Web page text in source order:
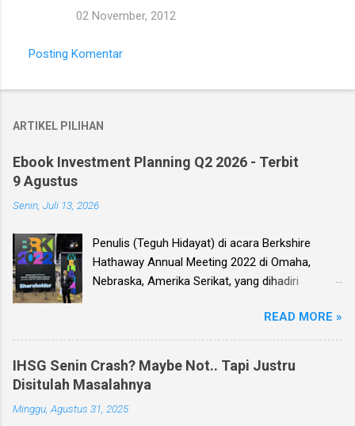
02 November, 2012
Posting Komentar
ARTIKEL PILIHAN
Ebook Investment Planning Q2 2026 - Terbit
9 Agustus
Senin, Juli 13, 2026
Penulis (Teguh Hidayat) di acara Berkshire
Hathaway Annual Meeting 2022 di Omaha,
Nebraska, Amerika Serikat, yang dihadiri
Buffett dan mitranya Alm. Charlie Munger. Dear
investor, seperti biasa setiap kuartal alias tiga
bulan sekali, penulis membuat Ebook
Investment Planning (EIP, dengan format PDF)
yang berisi kumpulan analisis fundamental
saham-saham pilihan di Bursa Efek Indonesia
READ MORE »
IHSG Senin Crash? Maybe Not.. Tapi Justru
Disitulah Masalahnya
Minggu, Agustus 31, 2025